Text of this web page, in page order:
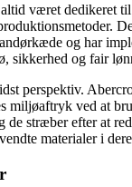
været dedikeret
og har
sikkerhed og fair
perspektiv.
miljøaftryk ved at
de stræber efter at
materialer i